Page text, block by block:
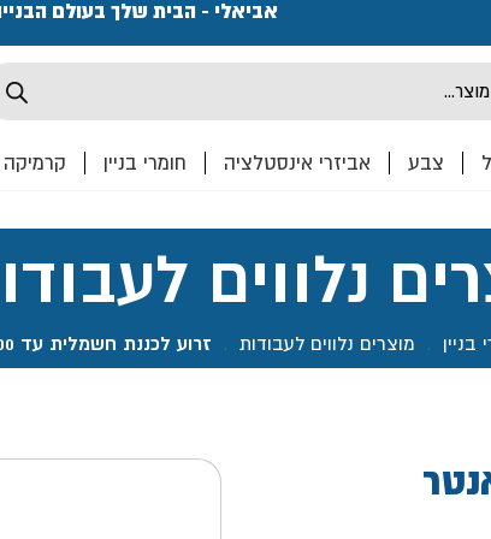
אביאלי - הבית שלך בעולם
צבע אביזרי אינסטלציה חומרי בניין קרמיקה
נלווים
בניין . מוצרים נלווים לעבודות . זרוע לכננת חשמלית עד 600 ק"ג- האנטר